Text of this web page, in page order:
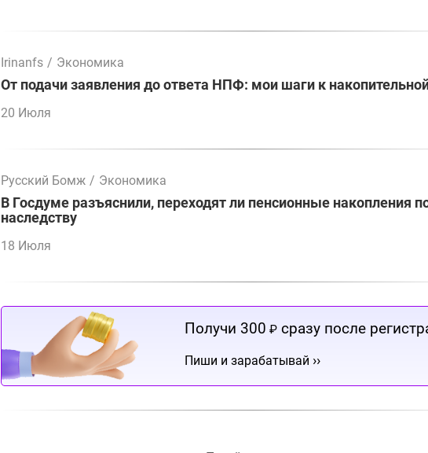
Irinanfs / Экономика
От подачи заявления до ответа НПФ: мои шаги к
20 Июля
Русский Бомж / Экономика
В Госдуме разъяснили, переходят ли пенсионные накопления
наследству
18 Июля
Получи 300 ₽ сразу после
Пиши и зарабатывай ››